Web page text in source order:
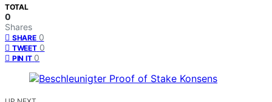
TOTAL
0
Shares
SHARE 0
TWEET 0
PIN IT 0